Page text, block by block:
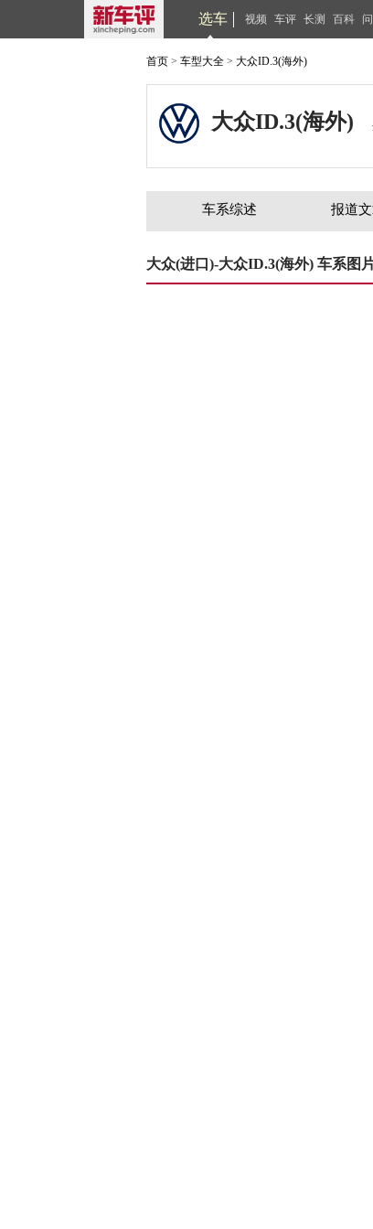
选车 视频 车评 长测 百科
首页 > 车型大全 > 大众ID.3(海外)
大众ID.3(海外)
车系综述 报道
大众(进口)-大众ID.3(海外) 车系图